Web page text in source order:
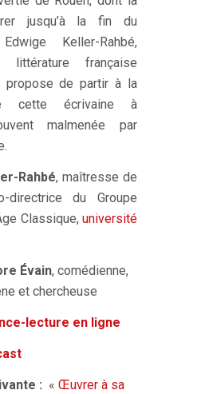
jusqu’à la fin du
Keller-Rahbé,
littérature française
de partir à la
cette écrivaine à
malmenée par
Rahbé, maîtresse de
directrice du Groupe
Classique, université
Évain, comédienne,
et chercheuse
lecture en ligne
: « Œuvrer à sa